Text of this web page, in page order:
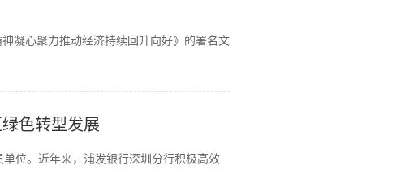
凝心聚力推动经济持续回升向好》的署名文
色转型发展
位。近年来，浦发银行深圳分行积极高效